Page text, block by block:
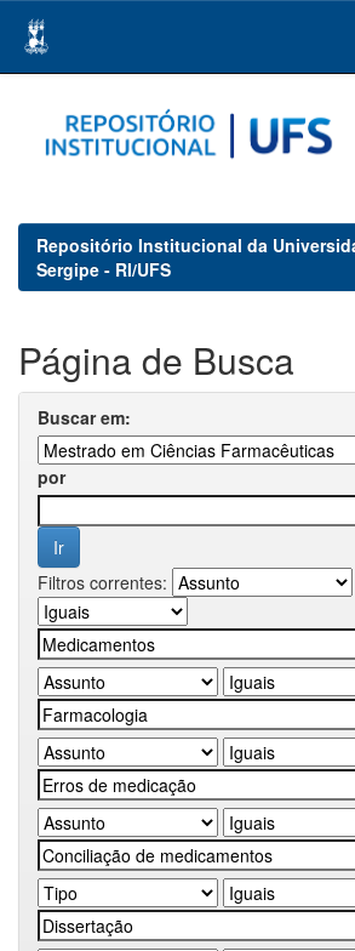
navigation
Repositório Institucional da
Sergipe - RI/UFS
Página de Busca
Buscar em:
por
Filtros correntes: